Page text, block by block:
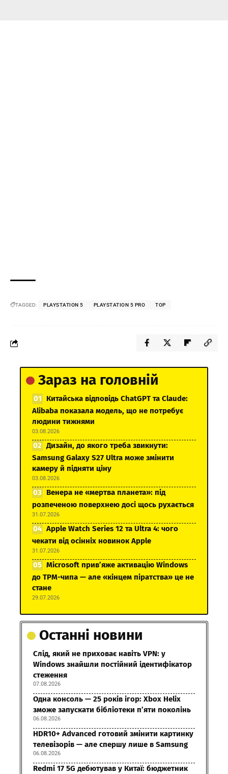
TAGGED: PLAYSTATION 5 PLAYSTATION 5 PRO TOP
Зараз на головній
Китайська відповідь ChatGPT та Claude:
Alibaba показала модель, що не потребує
людини тижнями
03.08.2026
Дизайн, до якого треба звикнути:
Samsung Galaxy S27 Ultra може змінити
камеру й підняти ціну
03.08.2026
Венера не «мертва планета»: під
розпеченою поверхнею досі щось рухається
31.07.2026
Apple Watch Series 12 та Ultra 4: чого
чекати від осінніх новинок Apple
31.07.2026
Microsoft прив’яже активацію Windows
до TPM-чипа — але «кінцем піратства» це не
стане
29.07.2026
Останні новини
Слід, який не приховає навіть VPN: у
Windows знайшли постійний ідентифікатор
стеження
07.08.2026
Одна консоль — 25 років ігор: Xbox Helix
зможе запускати бібліотеки п’яти поколінь
06.08.2026
HDR10+ Advanced готовий змінити картинку
телевізорів — але спершу лише в Samsung
06.08.2026
Redmi 17 5G дебютував у Китаї: бюджетник